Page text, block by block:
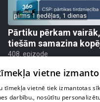
pirms 1 nedēļas, 1 dienas
Pārtiku pērkam
tiešām samazina
408. epizode
vietne
tīmekļa vietnē tiek izmantotas
darbību., nosūtītu